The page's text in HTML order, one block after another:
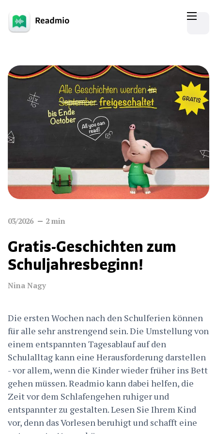
03/2026 2 min
Gratis-Geschichten zum
Schuljahresbeginn!
Nina Nagy
Die ersten Wochen nach den Schulferien können
für alle sehr anstrengend sein. Die Umstellung von
einem entspannten Tagesablauf auf den
Schulalltag kann eine Herausforderung darstellen
- vor allem, wenn die Kinder wieder früher ins Bett
gehen müssen. Readmio kann dabei helfen, die
Zeit vor dem Schlafengehen ruhiger und
entspannter zu gestalten. Lesen Sie Ihrem Kind
vor, denn das Vorlesen beruhigt und schafft eine